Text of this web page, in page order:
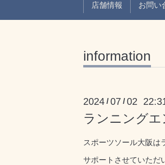
店舗情報 お問い
information
2024 /07 /02
ランニング
スポーツソール大阪は
サポートさせていただ